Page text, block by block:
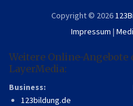
Copyright © 2026
Impressum |
Weitere Online-Angebote
LayerMedia:
Business:
123bildung.de